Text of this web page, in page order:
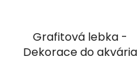
Grafitová lebka -
Dekorace do akvária